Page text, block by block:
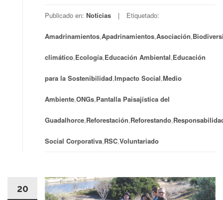
Publicado en: Noticias Etiquetado:
Amadrinamientos,Apadrinamientos,Asociación,
climático,Ecología,Educación Ambiental,Educación
para la Sostenibilidad,Impacto Social,Medio
Ambiente,ONGs,Pantalla Paisajística del
Guadalhorce,Reforestación,Reforestando,
Social Corporativa,RSC,Voluntariado
20